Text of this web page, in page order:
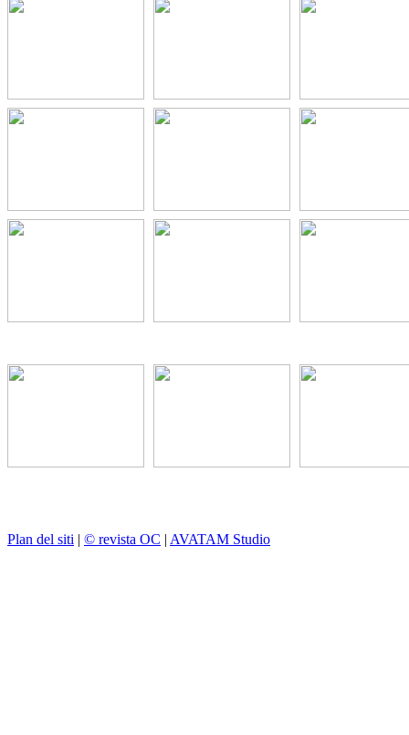
Plan del siti | © revista OC | AVATAM Studio